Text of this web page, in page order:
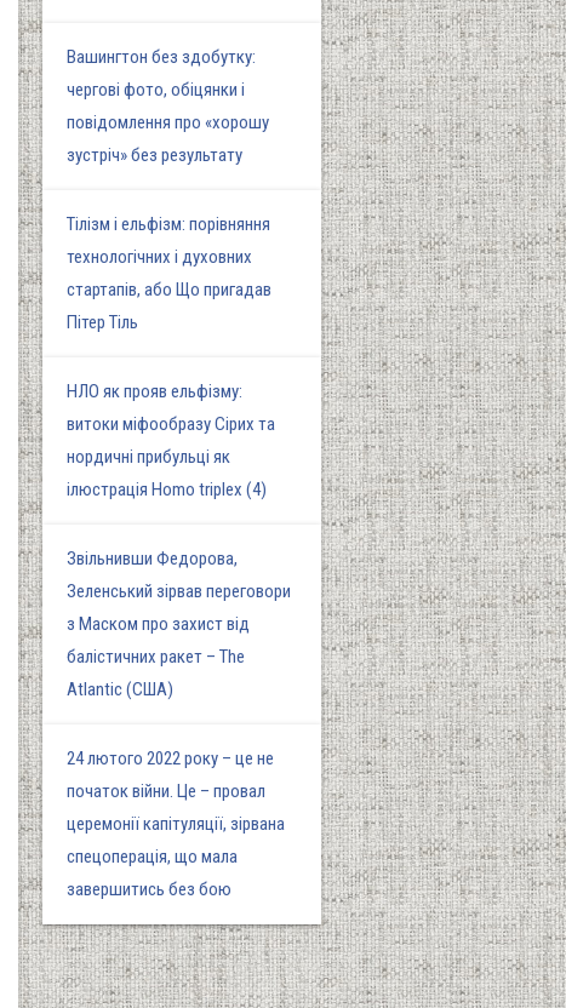
Вашингтон без здобутку:
чергові фото, обіцянки і
повідомлення про «хорошу
зустріч» без результату
Тілізм і ельфізм: порівняння
технологічних і духовних
стартапів, або Що пригадав
Пітер Тіль
НЛО як прояв ельфізму:
витоки міфообразу Сірих та
нордичні прибульці як
ілюстрація Homo triplex (4)
Звільнивши Федорова,
Зеленський зірвав переговори
з Маском про захист від
балістичних ракет – The
Atlantic (США)
24 лютого 2022 року – це не
початок війни. Це – провал
церемонії капітуляції, зірвана
спецоперація, що мала
завершитись без бою